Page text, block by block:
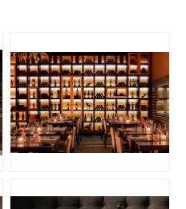
JPG